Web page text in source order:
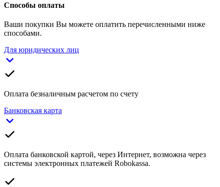
Способы оплаты
Ваши покупки Вы можете оплатить перечисленными ниже
способами.
Для юридических лиц
Оплата безналичным расчетом по счету
Банковская карта
Оплата банковской картой, через Интернет, возможна через
системы электронных платежей Robokassa.